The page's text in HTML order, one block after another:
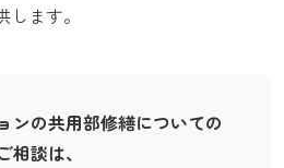
ます。
ンの共用部修繕についての
ご相談は、